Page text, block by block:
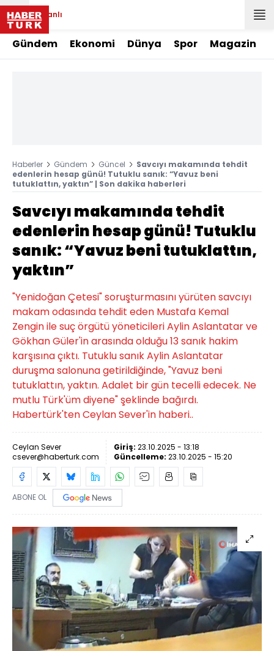
Canlı
Gündem Ekonomi Dünya Spor Magazin
Haberler Gündem Güncel
Savcıyı makamında tehdit
edenlerin hesap günü! Tutuklu sanık: “Yavuz beni
tutuklattın, yaktın” | Son dakika haberleri
Savcıyı makamında tehdit
edenlerin hesap günü! Tutuklu
sanık: “Yavuz beni tutuklattın,
yaktın”
"Yenidoğan Çetesi" soruşturmasını yürüten savcıyı
makam odasında tehdit eden Mustafa Kemal
Zengin ile suç örgütü yöneticileri Aylin Aslantatar ve
Gökhan Güler'in arasında olduğu 13 sanık hakim
karşısına çıktı. Tutuklu sanık Aylin Aslantatar
duruşma salonuna getirildiğinde, "Yavuz beni
tutuklattın, yaktın. Adalet bir gün tecelli edecek. Ne
mutlu Türk'üm diyene" şeklinde bağırdı.
Habertürk'ten Ceylan Sever'in haberi..
Ceylan Sever
csever@haberturk.com
Giriş: 23.10.2025 - 13:18
Güncelleme: 23.10.2025 - 15:20
ABONE OL